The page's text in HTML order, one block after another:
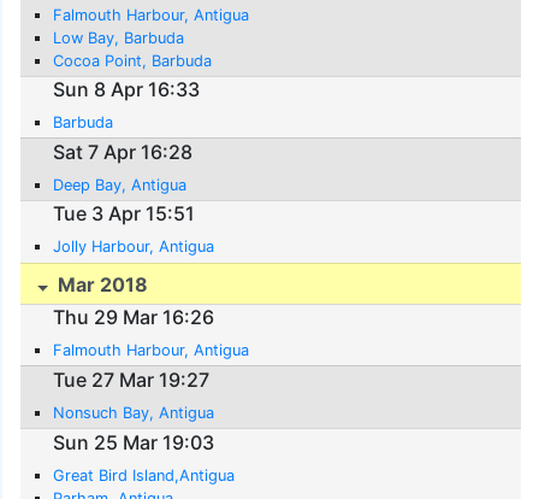
Falmouth Harbour, Antigua
Low Bay, Barbuda
Cocoa Point, Barbuda
Sun 8 Apr 16:33
Barbuda
Sat 7 Apr 16:28
Deep Bay, Antigua
Tue 3 Apr 15:51
Jolly Harbour, Antigua
Mar 2018
Thu 29 Mar 16:26
Falmouth Harbour, Antigua
Tue 27 Mar 19:27
Nonsuch Bay, Antigua
Sun 25 Mar 19:03
Great Bird Island,Antigua